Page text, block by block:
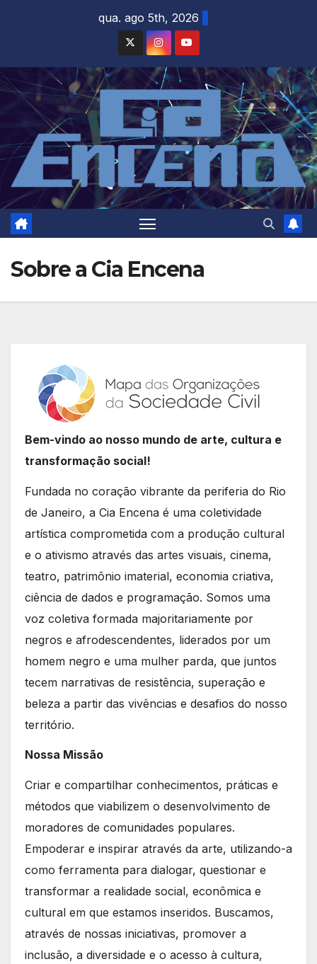
qua. ago 5th, 2026
Sobre a Cia Encena
Bem-vindo ao nosso mundo de arte, cultura e
transformação social!
Fundada no coração vibrante da periferia do Rio
de Janeiro, a Cia Encena é uma coletividade
artística comprometida com a produção cultural
e o ativismo através das artes visuais, cinema,
teatro, patrimônio imaterial, economia criativa,
ciência de dados e programação. Somos uma
voz coletiva formada majoritariamente por
negros e afrodescendentes, liderados por um
homem negro e uma mulher parda, que juntos
tecem narrativas de resistência, superação e
beleza a partir das vivências e desafios do nosso
território.
Nossa Missão
Criar e compartilhar conhecimentos, práticas e
métodos que viabilizem o desenvolvimento de
moradores de comunidades populares.
Empoderar e inspirar através da arte, utilizando-a
como ferramenta para dialogar, questionar e
transformar a realidade social, econômica e
cultural em que estamos inseridos. Buscamos,
através de nossas iniciativas, promover a
inclusão, a diversidade e o acesso à cultura,